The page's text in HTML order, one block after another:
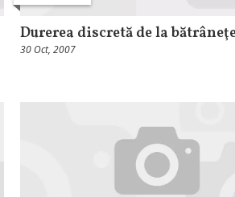
Durerea discretă de la
30 Oct, 2007